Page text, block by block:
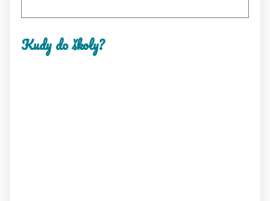
Kudy do školy?